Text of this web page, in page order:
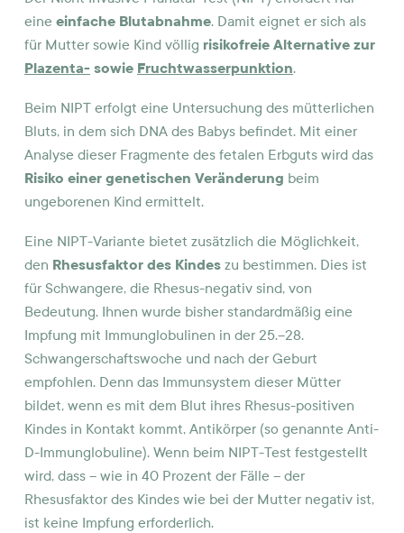
eine einfache Blutabnahme. Damit eignet er sich als
für Mutter sowie Kind völlig risikofreie Alternative zur
Plazenta- sowie Fruchtwasserpunktion.
Beim NIPT erfolgt eine Untersuchung des mütterlichen
Bluts, in dem sich DNA des Babys befindet. Mit einer
Analyse dieser Fragmente des fetalen Erbguts wird das
Risiko einer genetischen Veränderung beim
ungeborenen Kind ermittelt.
Eine NIPT-Variante bietet zusätzlich die Möglichkeit,
den Rhesusfaktor des Kindes zu bestimmen. Dies ist
für Schwangere, die Rhesus-negativ sind, von
Bedeutung. Ihnen wurde bisher standardmäßig eine
Impfung mit Immunglobulinen in der 25.–28.
Schwangerschaftswoche und nach der Geburt
empfohlen. Denn das Immunsystem dieser Mütter
bildet, wenn es mit dem Blut ihres Rhesus-positiven
Kindes in Kontakt kommt, Antikörper (so genannte Anti-
D-Immunglobuline). Wenn beim NIPT-Test festgestellt
wird, dass – wie in 40 Prozent der Fälle – der
Rhesusfaktor des Kindes wie bei der Mutter negativ ist,
ist keine Impfung erforderlich.